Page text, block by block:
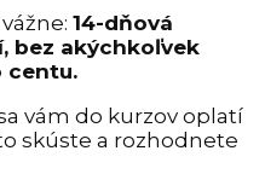
14-dňová
bez akýchkoľvek
centu.
vám do kurzov oplatí
skúste a rozhodnete